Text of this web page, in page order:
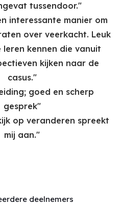
tussendoor."
interessante manier om
over veerkacht. Leuk
leren kennen die vanuit
kijken naar de
casus."
goed en scherp
gesprek"
op veranderen spreekt
mij aan."
deelnemers